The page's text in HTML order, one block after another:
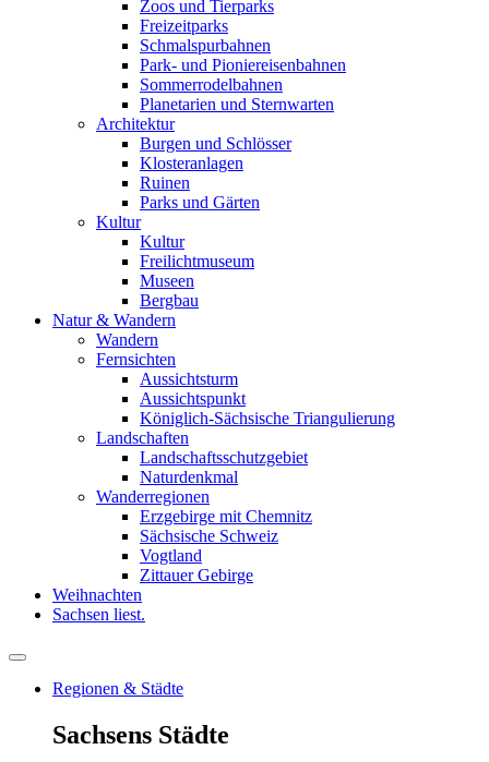
Zoos und Tierparks
Freizeitparks
Schmalspurbahnen
Park- und Pioniereisenbahnen
Sommerrodelbahnen
Planetarien und Sternwarten
Architektur
Burgen und Schlösser
Klosteranlagen
Ruinen
Parks und Gärten
Kultur
Kultur
Freilichtmuseum
Museen
Bergbau
Natur & Wandern
Wandern
Fernsichten
Aussichtsturm
Aussichtspunkt
Königlich-Sächsische Triangulierung
Landschaften
Landschaftsschutzgebiet
Naturdenkmal
Wanderregionen
Erzgebirge mit Chemnitz
Sächsische Schweiz
Vogtland
Zittauer Gebirge
Weihnachten
Sachsen liest.
Regionen & Städte
Sachsens Städte